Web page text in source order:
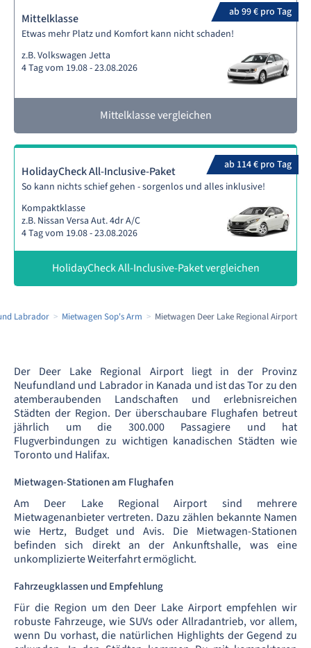
ab 99 € pro Tag
Mittelklasse
Etwas mehr Platz und Komfort kann nicht schaden!
z.B. Volkswagen Jetta
4 Tag vom 19.08 - 23.08.2026
Mittelklasse vergleichen
ab 114 € pro Tag
HolidayCheck All-Inclusive-Paket
So kann nichts schief gehen - sorgenlos und alles inklusive!
Kompaktklasse
z.B. Nissan Versa Aut. 4dr A/C
4 Tag vom 19.08 - 23.08.2026
HolidayCheck All-Inclusive-Paket vergleichen
Labrador Mietwagen Sop's Arm Mietwagen Deer Lake Regional Airport
Der Deer Lake Regional Airport liegt in der Provinz
Neufundland und Labrador in Kanada und ist das Tor zu den
atemberaubenden Landschaften und erlebnisreichen
Städten der Region. Der überschaubare Flughafen betreut
jährlich um die 300.000 Passagiere und hat
Flugverbindungen zu wichtigen kanadischen Städten wie
Toronto und Halifax.
Mietwagen-Stationen am Flughafen
Am Deer Lake Regional Airport sind mehrere
Mietwagenanbieter vertreten. Dazu zählen bekannte Namen
wie Hertz, Budget und Avis. Die Mietwagen-Stationen
befinden sich direkt an der Ankunftshalle, was eine
unkomplizierte Weiterfahrt ermöglicht.
Fahrzeugklassen und Empfehlung
Für die Region um den Deer Lake Airport empfehlen wir
robuste Fahrzeuge, wie SUVs oder Allradantrieb, vor allem,
wenn Du vorhast, die natürlichen Highlights der Gegend zu